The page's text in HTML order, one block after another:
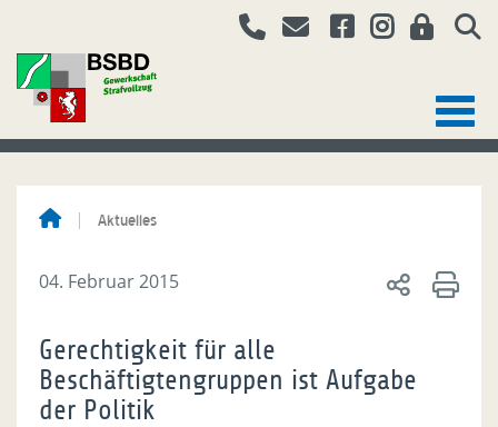
Aktuelles
04. Februar 2015
Gerechtigkeit für alle
Beschäftigtengruppen ist Aufgabe
der Politik